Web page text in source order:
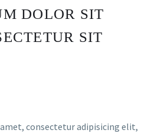
DOLOR SIT
SIT
consectetur adipisicing elit,